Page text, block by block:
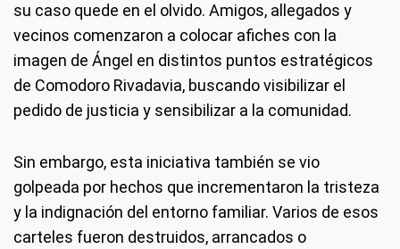
su caso quede en el olvido. Amigos, allegados y
vecinos comenzaron a colocar afiches con la
imagen de Ángel en distintos puntos estratégicos
de Comodoro Rivadavia, buscando visibilizar el
pedido de justicia y sensibilizar a la comunidad.
Sin embargo, esta iniciativa también se vio
golpeada por hechos que incrementaron la tristeza
y la indignación del entorno familiar. Varios de esos
carteles fueron destruidos, arrancados o